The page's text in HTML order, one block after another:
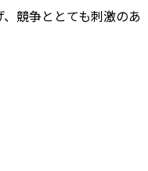
競争ととても刺激のあ